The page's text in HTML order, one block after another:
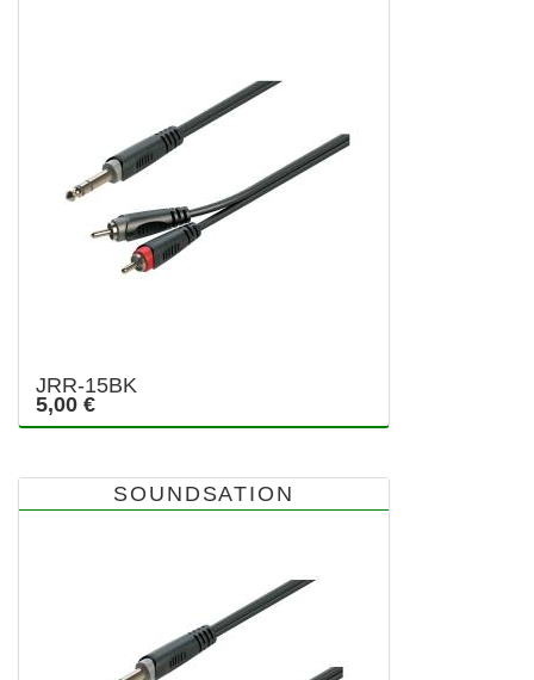
JRR-15BK
5,00 €
SOUNDSATION